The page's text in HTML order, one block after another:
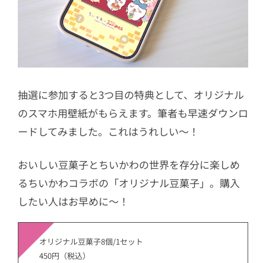
抽選に参加すると3つ目の特典として、オリジナル
のスマホ用壁紙がもらえます。筆者も早速ダウンロ
ードしてみました。これはうれしい〜！
おいしい豆菓子とちいかわの世界を存分に楽しめ
るちいかわコラボの「オリジナル豆菓子」。購入
したい人はお早めに〜！
オリジナル豆菓子8個/1セット
450円（税込）